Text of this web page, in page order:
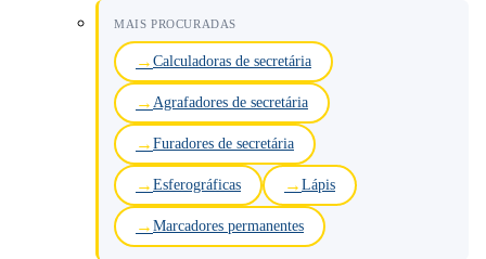
MAIS PROCURADAS
Calculadoras de secretária
Agrafadores de secretária
Furadores de secretária
Esferográficas Lápis
Marcadores permanentes